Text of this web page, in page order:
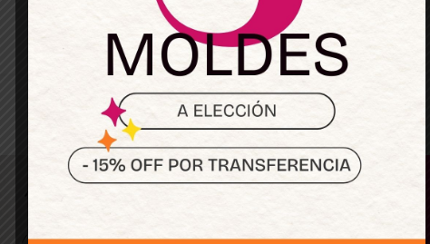
¿No tienes una cuenta? Regístrate ahora